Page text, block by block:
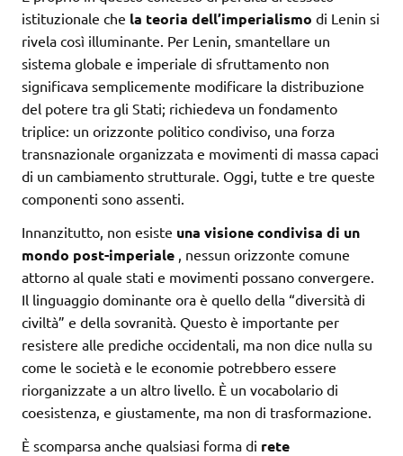
istituzionale che la teoria dell’imperialismo di Lenin si
rivela così illuminante. Per Lenin, smantellare un
sistema globale e imperiale di sfruttamento non
significava semplicemente modificare la distribuzione
del potere tra gli Stati; richiedeva un fondamento
triplice: un orizzonte politico condiviso, una forza
transnazionale organizzata e movimenti di massa capaci
di un cambiamento strutturale. Oggi, tutte e tre queste
componenti sono assenti.
Innanzitutto, non esiste una visione condivisa di un
mondo post-imperiale , nessun orizzonte comune
attorno al quale stati e movimenti possano convergere.
Il linguaggio dominante ora è quello della “diversità di
civiltà” e della sovranità. Questo è importante per
resistere alle prediche occidentali, ma non dice nulla su
come le società e le economie potrebbero essere
riorganizzate a un altro livello. È un vocabolario di
coesistenza, e giustamente, ma non di trasformazione.
È scomparsa anche qualsiasi forma di rete